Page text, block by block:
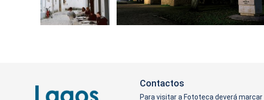
Contactos
Para visitar a Fototeca deverá marcar